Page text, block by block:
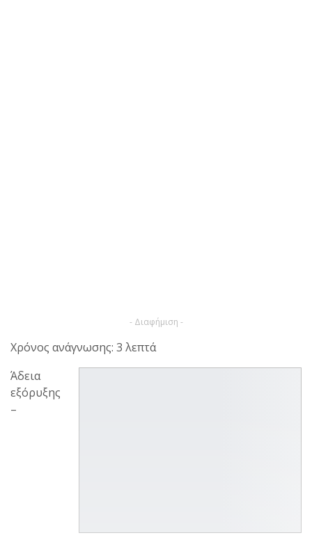
- Διαφήμιση -
Χρόνος ανάγνωσης: 3 λεπτά
Άδεια
εξόρυξης
–